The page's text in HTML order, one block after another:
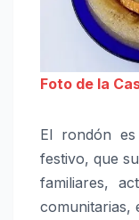
Foto de la
El rondón
festivo, que
familiares,
comunitarias,